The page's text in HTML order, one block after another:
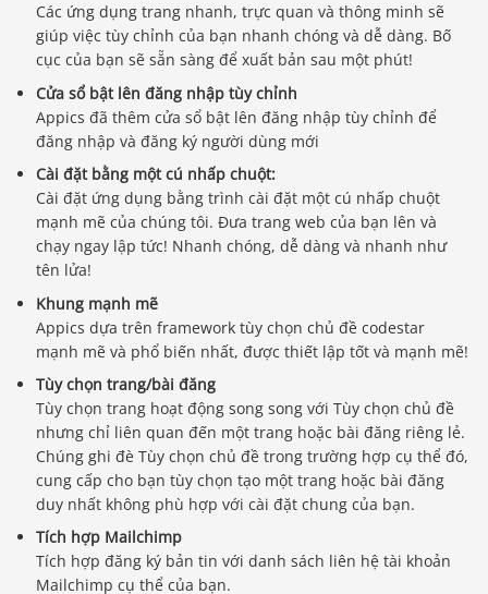
Các ứng dụng trang nhanh, trực quan và thông minh sẽ
giúp việc tùy chỉnh của bạn nhanh chóng và dễ dàng. Bố
cục của bạn sẽ sẵn sàng để xuất bản sau một phút!
Cửa sổ bật lên đăng nhập tùy chỉnh
Appics đã thêm cửa sổ bật lên đăng nhập tùy chỉnh để
đăng nhập và đăng ký người dùng mới
Cài đặt bằng một cú nhấp chuột:
Cài đặt ứng dụng bằng trình cài đặt một cú nhấp chuột
mạnh mẽ của chúng tôi. Đưa trang web của bạn lên và
chạy ngay lập tức! Nhanh chóng, dễ dàng và nhanh như
tên lửa!
Khung mạnh mẽ
Appics dựa trên framework tùy chọn chủ đề codestar
mạnh mẽ và phổ biến nhất, được thiết lập tốt và mạnh mẽ!
Tùy chọn trang/bài đăng
Tùy chọn trang hoạt động song song với Tùy chọn chủ đề
nhưng chỉ liên quan đến một trang hoặc bài đăng riêng lẻ.
Chúng ghi đè Tùy chọn chủ đề trong trường hợp cụ thể đó,
cung cấp cho bạn tùy chọn tạo một trang hoặc bài đăng
duy nhất không phù hợp với cài đặt chung của bạn.
Tích hợp Mailchimp
Tích hợp đăng ký bản tin với danh sách liên hệ tài khoản
Mailchimp cụ thể của bạn.